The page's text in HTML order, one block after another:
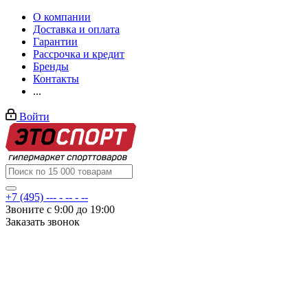
О компании
Доставка и оплата
Гарантии
Рассрочка и кредит
Бренды
Контакты
...
Войти
+7 (495) --- - -- - --
Звоните с 9:00 до 19:00
Заказать звонок